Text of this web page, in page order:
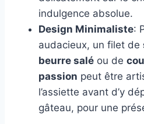
indulgence absolue.
Design Minimaliste:
audacieux, un filet de
beurre salé ou de
passion peut être
l’assiette avant d’y
gâteau, pour une